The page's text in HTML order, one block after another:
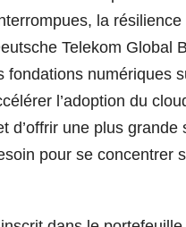
la
Telekom Global
numériques
l’adoption du
une plus
pour se concentrer